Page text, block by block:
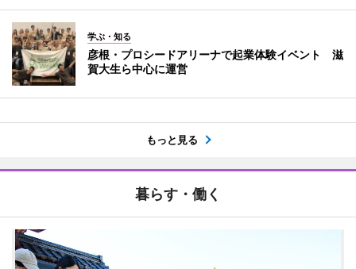
学ぶ・知る
彦根・プロシードアリーナで起業体験イベント 滋
賀大生ら中心に運営
もっと見る
暮らす・働く